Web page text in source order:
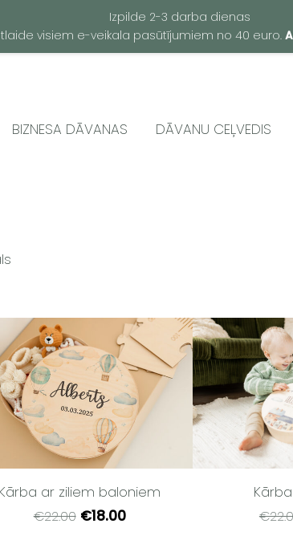
Izpilde 2-3 darba dienas
visiem e-veikala pasūtījumiem no 40 euro.
BIZNESA DĀVANAS DĀVANU CEĻVEDIS
ar ziliem baloniem
€22.00 €18.00